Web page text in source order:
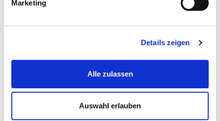
Marketing
Details zeigen
Alle zulassen
Auswahl erlauben
Schraubstock 150 mm. drehbar - Drehteller - mit...
Gewicht: 13.5 kg